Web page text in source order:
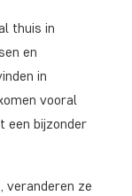
thuis in
en
in
vooral
een bijzonder
veranderen ze